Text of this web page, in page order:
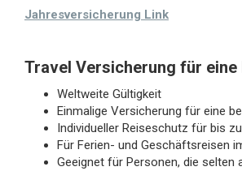
Jahresversicherung Link
Travel Versicherung für eine
Weltweite Gültigkeit
Einmalige Versicherung für eine
Individueller Reiseschutz für bis
Für Ferien- und Geschäftsreisen
Geeignet für Personen, die selten